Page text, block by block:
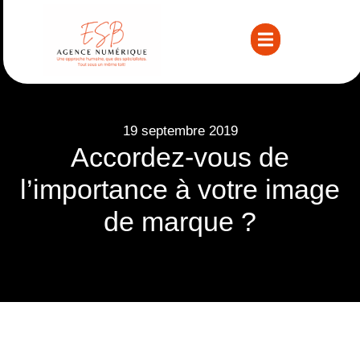
19 septembre 2019
Accordez-vous de
l’importance à votre image
de marque ?